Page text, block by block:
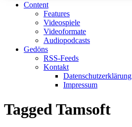
Content
Features
Videospiele
Videoformate
Audiopodcasts
Gedöns
RSS-Feeds
Kontakt
Datenschutzerklärung
Impressum
Tagged Tamsoft